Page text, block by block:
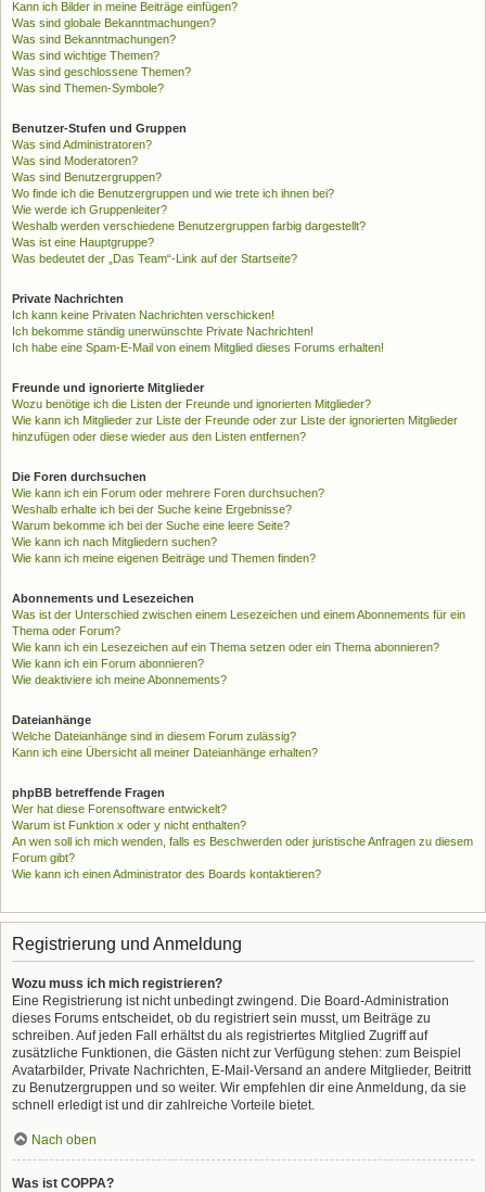
Kann ich Bilder in meine Beiträge einfügen?
Was sind globale Bekanntmachungen?
Was sind Bekanntmachungen?
Was sind wichtige Themen?
Was sind geschlossene Themen?
Was sind Themen-Symbole?
Benutzer-Stufen und Gruppen
Was sind Administratoren?
Was sind Moderatoren?
Was sind Benutzergruppen?
Wo finde ich die Benutzergruppen und wie trete ich ihnen bei?
Wie werde ich Gruppenleiter?
Weshalb werden verschiedene Benutzergruppen farbig dargestellt?
Was ist eine Hauptgruppe?
Was bedeutet der „Das Team“-Link auf der Startseite?
Private Nachrichten
Ich kann keine Privaten Nachrichten verschicken!
Ich bekomme ständig unerwünschte Private Nachrichten!
Ich habe eine Spam-E-Mail von einem Mitglied dieses Forums erhalten!
Freunde und ignorierte Mitglieder
Wozu benötige ich die Listen der Freunde und ignorierten Mitglieder?
Wie kann ich Mitglieder zur Liste der Freunde oder zur Liste der ignorierten Mitglieder
hinzufügen oder diese wieder aus den Listen entfernen?
Die Foren durchsuchen
Wie kann ich ein Forum oder mehrere Foren durchsuchen?
Weshalb erhalte ich bei der Suche keine Ergebnisse?
Warum bekomme ich bei der Suche eine leere Seite?
Wie kann ich nach Mitgliedern suchen?
Wie kann ich meine eigenen Beiträge und Themen finden?
Abonnements und Lesezeichen
Was ist der Unterschied zwischen einem Lesezeichen und einem Abonnements für ein
Thema oder Forum?
Wie kann ich ein Lesezeichen auf ein Thema setzen oder ein Thema abonnieren?
Wie kann ich ein Forum abonnieren?
Wie deaktiviere ich meine Abonnements?
Dateianhänge
Welche Dateianhänge sind in diesem Forum zulässig?
Kann ich eine Übersicht all meiner Dateianhänge erhalten?
phpBB betreffende Fragen
Wer hat diese Forensoftware entwickelt?
Warum ist Funktion x oder y nicht enthalten?
An wen soll ich mich wenden, falls es Beschwerden oder juristische Anfragen zu diesem
Forum gibt?
Wie kann ich einen Administrator des Boards kontaktieren?
Registrierung und Anmeldung
Wozu muss ich mich registrieren?
Eine Registrierung ist nicht unbedingt zwingend. Die Board-Administration
dieses Forums entscheidet, ob du registriert sein musst, um Beiträge zu
schreiben. Auf jeden Fall erhältst du als registriertes Mitglied Zugriff auf
zusätzliche Funktionen, die Gästen nicht zur Verfügung stehen: zum Beispiel
Avatarbilder, Private Nachrichten, E-Mail-Versand an andere Mitglieder, Beitritt
zu Benutzergruppen und so weiter. Wir empfehlen dir eine Anmeldung, da sie
schnell erledigt ist und dir zahlreiche Vorteile bietet.
Nach oben
Was ist COPPA?